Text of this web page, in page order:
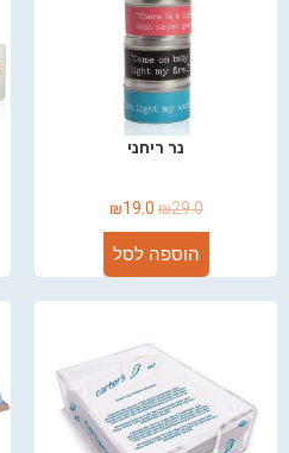
נר ריחני
₪29.0
₪19.0
הוספה לסל